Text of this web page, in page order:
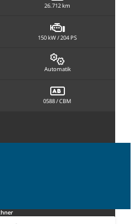
26.712 km
150 kW / 204 PS
Automatik
0588 / CBM